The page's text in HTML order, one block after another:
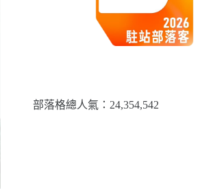
部落格總人氣：​24,354,542